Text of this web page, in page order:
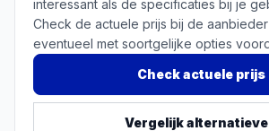
interessant als de specificaties bij je
Check de actuele prijs bij de
eventueel met soortgelijke opties
Check actuele prijs
Vergelijk